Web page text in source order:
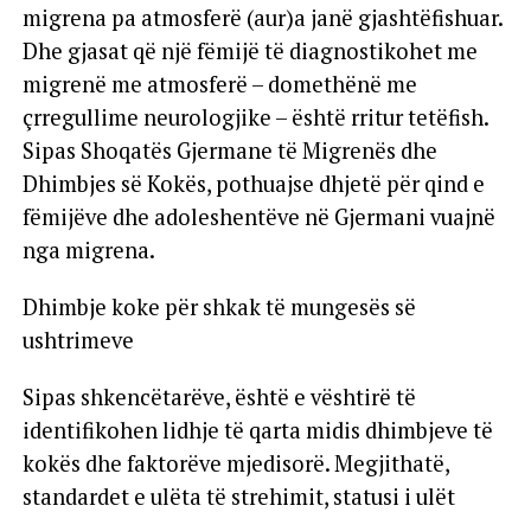
migrena pa atmosferë (aur)a janë gjashtëfishuar.
Dhe gjasat që një fëmijë të diagnostikohet me
migrenë me atmosferë – domethënë me
çrregullime neurologjike – është rritur tetëfish.
Sipas Shoqatës Gjermane të Migrenës dhe
Dhimbjes së Kokës, pothuajse dhjetë për qind e
fëmijëve dhe adoleshentëve në Gjermani vuajnë
nga migrena.
Dhimbje koke për shkak të mungesës së
ushtrimeve
Sipas shkencëtarëve, është e vështirë të
identifikohen lidhje të qarta midis dhimbjeve të
kokës dhe faktorëve mjedisorë. Megjithatë,
standardet e ulëta të strehimit, statusi i ulët